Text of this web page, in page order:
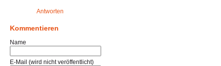
Antworten
Kommentieren
Name
E-Mail (wird nicht veröffentlicht)